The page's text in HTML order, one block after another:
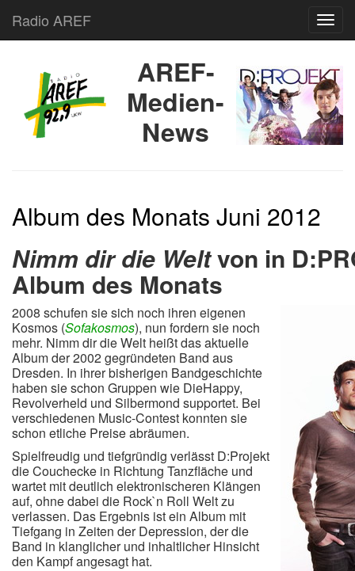
Radio AREF
AREF-
Medien-
News
Album des Monats Juni 2012
Nimm dir die Weltvon in
Album des Monats
2008 schufen sie sich noch ihren eigenen
Kosmos (Sofakosmos), nun fordern sie noch
mehr. Nimm dir die Welt heißt das aktuelle
Album der 2002 gegründeten Band aus
Dresden. In ihrer bisherigen Bandgeschichte
haben sie schon Gruppen wie DieHappy,
Revolverheld und Silbermond supportet. Bei
verschiedenen Music-Contest konnten sie
schon etliche Preise abräumen.
Spielfreudig und tiefgründig verlässt D:Projekt
die Couchecke in Richtung Tanzfläche und
wartet mit deutlich elektronischeren Klängen
auf, ohne dabei die Rock`n Roll Welt zu
verlassen. Das Ergebnis ist ein Album mit
Tiefgang in Zeiten der Depression, der die
Band in klanglicher und inhaltlicher Hinsicht
den Kampf angesagt hat.